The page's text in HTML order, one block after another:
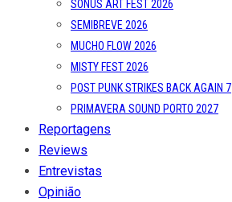
SONUS ART FEST 2026
SEMIBREVE 2026
MUCHO FLOW 2026
MISTY FEST 2026
POST PUNK STRIKES BACK AGAIN 7
PRIMAVERA SOUND PORTO 2027
Reportagens
Reviews
Entrevistas
Opinião